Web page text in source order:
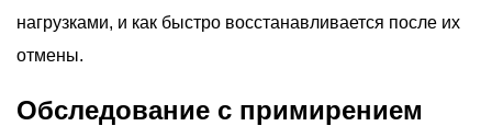
нагрузками, и как быстро восстанавливается после их
отмены.
Обследование с примирением